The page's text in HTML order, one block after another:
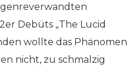
Debüts „The Lucid
wollte das Phänomen
nicht, zu schmalzig